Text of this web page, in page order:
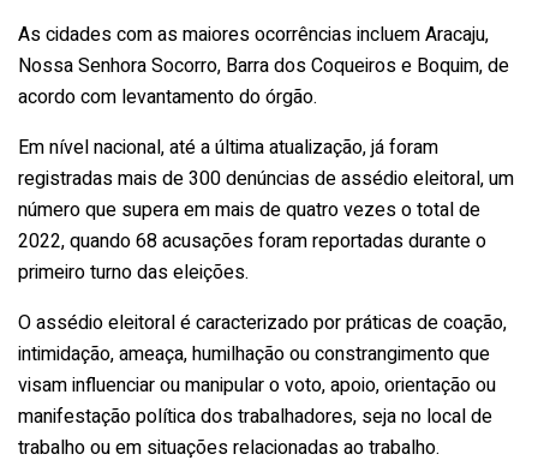
As cidades com as maiores ocorrências incluem Aracaju,
Nossa Senhora Socorro, Barra dos Coqueiros e Boquim, de
acordo com levantamento do órgão.
Em nível nacional, até a última atualização, já foram
registradas mais de 300 denúncias de assédio eleitoral, um
número que supera em mais de quatro vezes o total de
2022, quando 68 acusações foram reportadas durante o
primeiro turno das eleições.
O assédio eleitoral é caracterizado por práticas de coação,
intimidação, ameaça, humilhação ou constrangimento que
visam influenciar ou manipular o voto, apoio, orientação ou
manifestação política dos trabalhadores, seja no local de
trabalho ou em situações relacionadas ao trabalho.